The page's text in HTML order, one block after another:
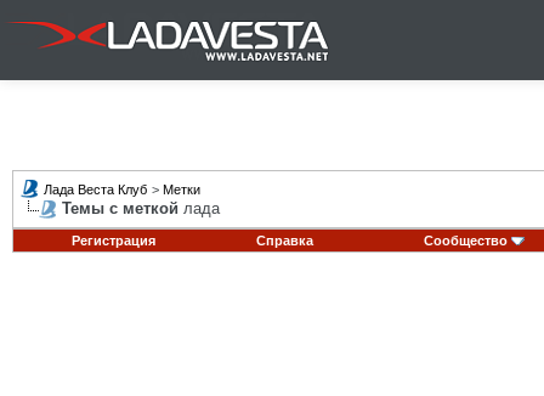
Лада Веста Клуб > Метки
Темы с меткой лада
Регистрация Справка Сообщество